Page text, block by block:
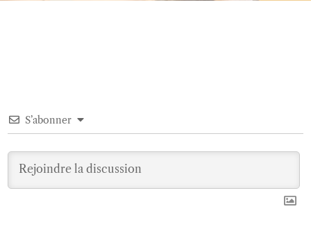
S’abonner